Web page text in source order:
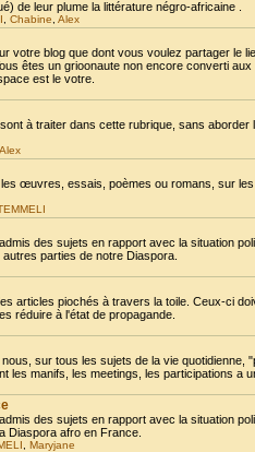
de leur plume la littérature négro-africaine .
Chabine Alex
votre blog que dont vous voulez partager le
êtes un grioonaute non encore converti
est le votre.
à traiter dans cette rubrique, sans
Alex
œuvres, essais, poèmes ou romans, sur
des sujets en rapport avec la situation
parties de notre Diaspora.
articles piochés à travers la toile. Ceux-ci
réduire à l'état de propagande.
sur tous les sujets de la vie
les manifs, les meetings, les participations a
des sujets en rapport avec la situation
Diaspora afro en France.
Maryjane